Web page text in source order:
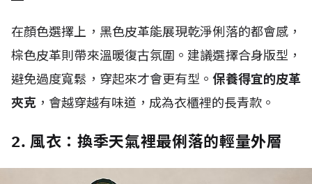
在顏色選擇上，黑色皮革能展現乾淨俐落的都會感，
棕色皮革則帶來溫暖復古氛圍。建議選擇合身版型，
避免過度寬鬆，穿起來才會更有型。保養得宜的皮革
夾克 ，會越穿越有味道，成為衣櫃裡的長青款。
2. 風衣：換季天氣裡最俐落的輕量外層